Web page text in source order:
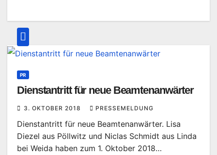
PR
Dienstantritt für neue Beamtenanwärter
3. OKTOBER 2018 PRESSEMELDUNG
Dienstantritt für neue Beamtenanwärter. Lisa
Diezel aus Pöllwitz und Niclas Schmidt aus Linda
bei Weida haben zum 1. Oktober 2018…